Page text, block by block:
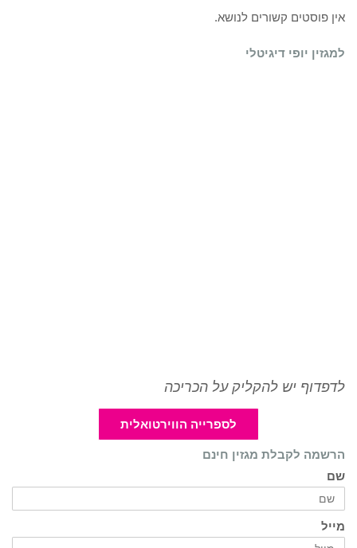
אין פוסטים קשורים לנושא.
למגזין יופי דיגיטלי
לדפדוף יש להקליק על הכריכה
לספרייה הווירטואלית
הרשמה לקבלת מגזין חינם
שם
מייל